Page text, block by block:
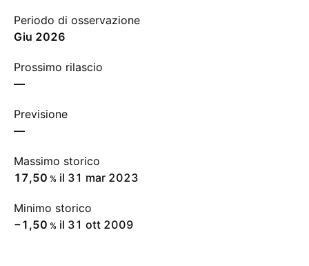
Periodo di osservazione
giu 2026
Prossimo rilascio
—
Previsione
—
Massimo storico
17,50 % il 31 mar 2023
Minimo storico
−1,50 % il 31 ott 2009